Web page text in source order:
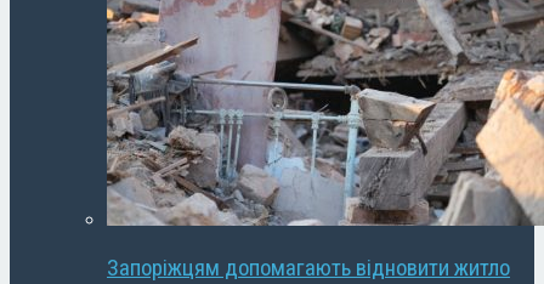
Запоріжцям допомагають відновити житло